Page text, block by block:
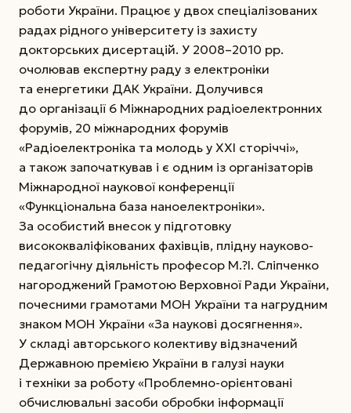
роботи України. Працює у двох спеціалізованих
радах рідного університету із захисту
докторських дисертацій. У 2008–2010 рр.
очолював експертну раду з електроніки
та енергетики ДАК України. Долучився
до організації 6 Міжнародних радіоелектронних
форумів, 20 міжнародних форумів
«Радіоелектроніка та молодь у ХХІ сторіччі»,
а також започаткував і є одним із організаторів
Міжнародної наукової конференції
«Функціональна база наноелектроніки».
За особистий внесок у підготовку
висококваліфікованих фахівців, плідну науково-
педагогічну діяльність професор М.?І. Сліпченко
нагороджений Грамотою Верховної Ради України,
почесними грамотами МОН Украї­ни та нагрудним
знаком МОН України «За наукові досягнення».
У складі авторського колективу відзначений
Державною премією України в галузі науки
і техніки за роботу «Проблемно-орієнтовані
обчислювальні засоби обробки інформації